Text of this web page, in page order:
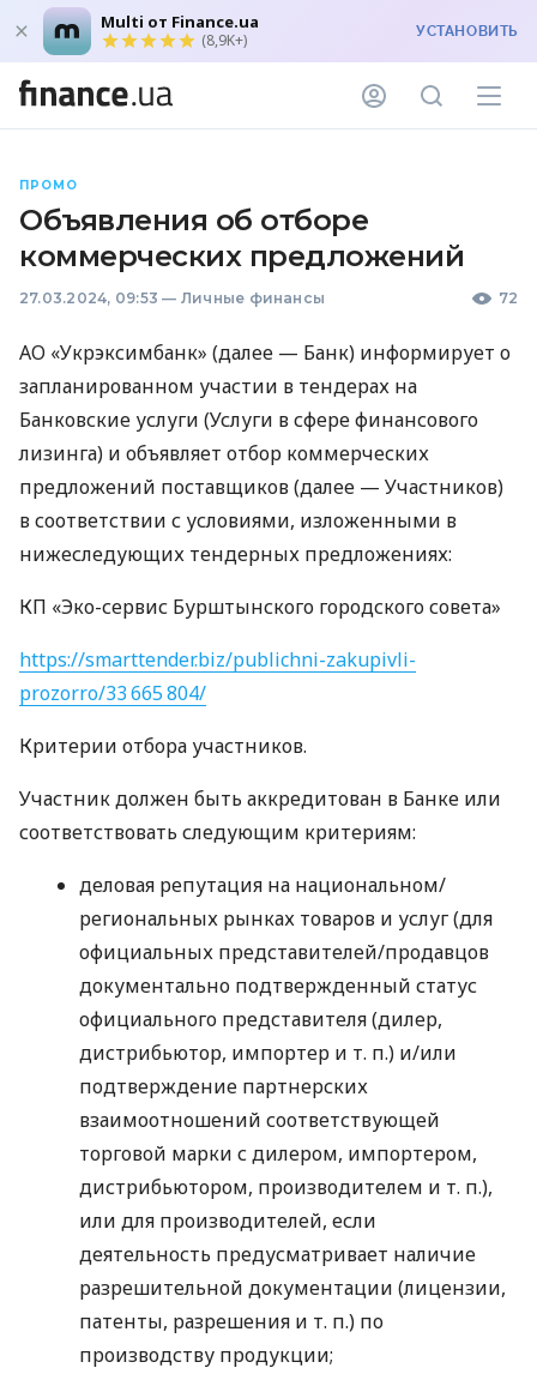
Multi от Finance.ua
(8,9K+) УСТАНОВИТЬ
ПРОМО
Объявления об отборе
коммерческих предложений
27.03.2024, 09:53 — Личные финансы 72
АО «Укрэксимбанк» (далее — Банк) информирует о
запланированном участии в тендерах на
Банковские услуги (Услуги в сфере финансового
лизинга) и объявляет отбор коммерческих
предложений поставщиков (далее — Участников)
в соответствии с условиями, изложенными в
нижеследующих тендерных предложениях:
КП «Эко-сервис Бурштынского городского совета»
https://smarttender.biz/publichni-zakupivli-
prozorro/33 665 804/
Критерии отбора участников.
Участник должен быть аккредитован в Банке или
соответствовать следующим критериям:
деловая репутация на национальном/
региональных рынках товаров и услуг (для
официальных представителей/продавцов
документально подтвержденный статус
официального представителя (дилер,
дистрибьютор, импортер и т. п.) и/или
подтверждение партнерских
взаимоотношений соответствующей
торговой марки с дилером, импортером,
дистрибьютором, производителем и т. п.),
или для производителей, если
деятельность предусматривает наличие
разрешительной документации (лицензии,
патенты, разрешения и т. п.) по
производству продукции;